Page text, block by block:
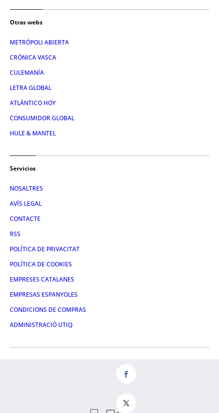
Otras webs
METRÓPOLI ABIERTA
CRÓNICA VASCA
CULEMANÍA
LETRA GLOBAL
ATLÁNTICO HOY
CONSUMIDOR GLOBAL
HULE & MANTEL
Servicios
NOSALTRES
AVÍS LEGAL
CONTACTE
RSS
POLÍTICA DE PRIVACITAT
POLÍTICA DE COOKIES
EMPRESES CATALANES
EMPRESAS ESPANYOLES
CONDICIONS DE COMPRAS
ADMINISTRACIÓ UTIQ